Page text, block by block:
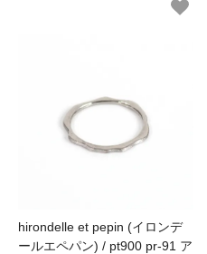
hirondelle et pepin (イロンデ
ールエペパン) / pt900 pr-91 ア